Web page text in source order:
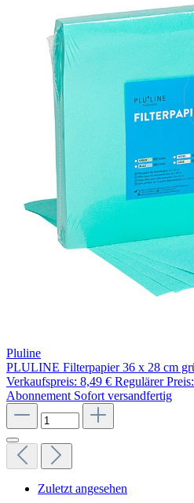
Pluline
PLULINE Filterpapier 36 x 28 cm
Verkaufspreis: 8,49 € Regulärer Preis:
Abonnement Sofort versandfertig
Zuletzt angesehen